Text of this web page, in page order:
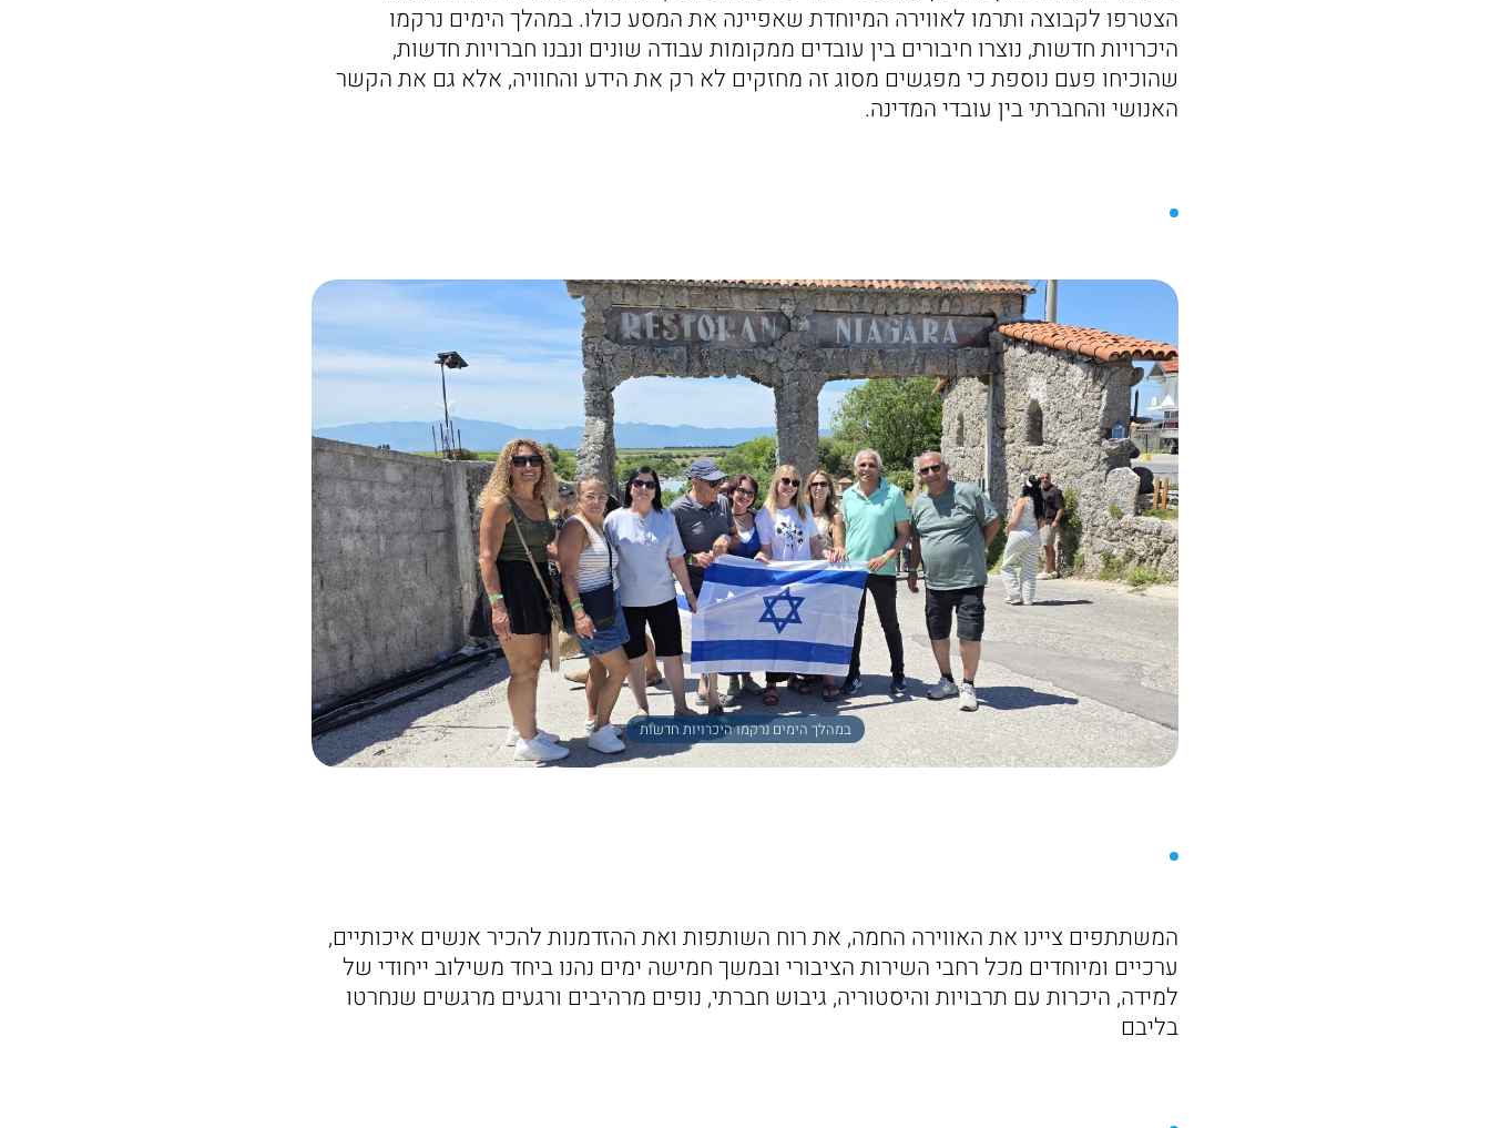
הצטרפו לקבוצה ותרמו לאווירה המיוחדת שאפיינה את המסע כולו. במהלך הימים נרקמו
היכרויות חדשות, נוצרו חיבורים בין עובדים ממקומות עבודה שונים ונבנו חברויות חדשות,
שהוכיחו פעם נוספת כי מפגשים מסוג זה מחזקים לא רק את הידע והחוויה, אלא גם את הקשר
האנושי והחברתי בין עובדי המדינה.
במהלך הימים נרקמו היכרויות חדשות
המשתתפים ציינו את האווירה החמה, את רוח השותפות ואת ההזדמנות להכיר אנשים איכותיים,
ערכיים ומיוחדים מכל רחבי השירות הציבורי ובמשך חמישה ימים נהנו ביחד משילוב ייחודי של
למידה, היכרות עם תרבויות והיסטוריה, גיבוש חברתי, נופים מרהיבים ורגעים מרגשים שנחרטו
בליבם